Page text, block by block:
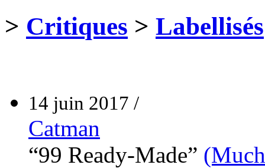
> Critiques > Labellisés
14 juin 2017 /
Catman
“99 Ready-Made”